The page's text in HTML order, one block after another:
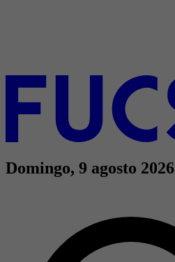
Domingo, 9 agosto 2026